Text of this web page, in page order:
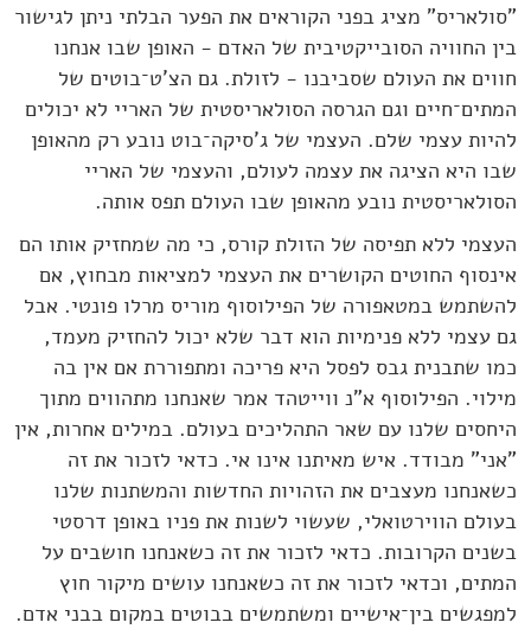
"סולאריס" מציג בפני הקוראים את הפער הבלתי ניתן לגישור
בין החוויה הסובייקטיבית של האדם - האופן שבו אנחנו
חווים את העולם שסביבנו - לזולת. גם הצ'ט־בוטים של
המתים־חיים וגם הגרסה הסולאריסטית של האריי לא יכולים
להיות עצמי שלם. העצמי של ג'סיקה־בוט נובע רק מהאופן
שבו היא הציגה את עצמה לעולם, והעצמי של האריי
הסולאריסטית נובע מהאופן שבו העולם תפס אותה.
העצמי ללא תפיסה של הזולת קורס, כי מה שמחזיק אותו הם
אינסוף החוטים הקושרים את העצמי למציאות מבחוץ, אם
להשתמש במטאפורה של הפילוסוף מוריס מרלו פונטי. אבל
גם עצמי ללא פנימיות הוא דבר שלא יכול להחזיק מעמד,
כמו שתבנית גבס לפסל היא פריכה ומתפוררת אם אין בה
מילוי. הפילוסוף א"נ ווייטהד אמר שאנחנו מתהווים מתוך
היחסים שלנו עם שאר התהליכים בעולם. במילים אחרות, אין
"אני" מבודד. איש מאיתנו אינו אי. כדאי לזכור את זה
כשאנחנו מעצבים את הזהויות החדשות והמשתנות שלנו
בעולם הווירטואלי, שעשוי לשנות את פניו באופן דרסטי
בשנים הקרובות. כדאי לזכור את זה כשאנחנו חושבים על
המתים, וכדאי לזכור את זה כשאנחנו עושים מיקור חוץ
למפגשים בין־אישיים ומשתמשים בבוטים במקום בבני אדם.